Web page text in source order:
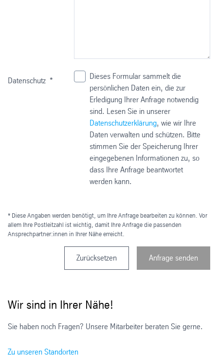
Datenschutz *
Dieses Formular sammelt die
persönlichen Daten ein, die zur
Erledigung Ihrer Anfrage notwendig
sind. Lesen Sie in unserer
Datenschutzerklärung, wie wir Ihre
Daten verwalten und schützen. Bitte
stimmen Sie der Speicherung Ihrer
eingegebenen Informationen zu, so
dass Ihre Anfrage beantwortet
werden kann.
* Diese Angaben werden benötigt, um Ihre Anfrage bearbeiten zu können. Vor
allem Ihre Postleitzahl ist wichtig, damit Ihre Anfrage die passenden
Ansprechpartner:innen in Ihrer Nähe erreicht.
Zurücksetzen Anfrage senden
Wir sind in Ihrer Nähe!
Sie haben noch Fragen? Unsere Mitarbeiter beraten Sie gerne.
Zu unseren Standorten